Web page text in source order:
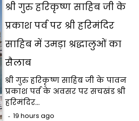
श्री गुरु हरिकृष्ण साहिब जी के
प्रकाश पर्व पर श्री हरिमंदिर
साहिब में उमड़ा श्रद्धालुओं का
सैलाब
श्री गुरु हरिकृष्ण साहिब जी के पावन
प्रकाश पर्व के अवसर पर सचखंड श्री
हरिमंदिर…
19 hours ago